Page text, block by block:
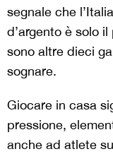
segnale che
d’argento è solo
sono altre dieci
sognare.
Giocare in casa
pressione,
anche ad atlete